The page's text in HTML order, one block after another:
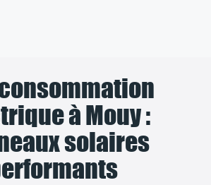
à Mouy :
solaires